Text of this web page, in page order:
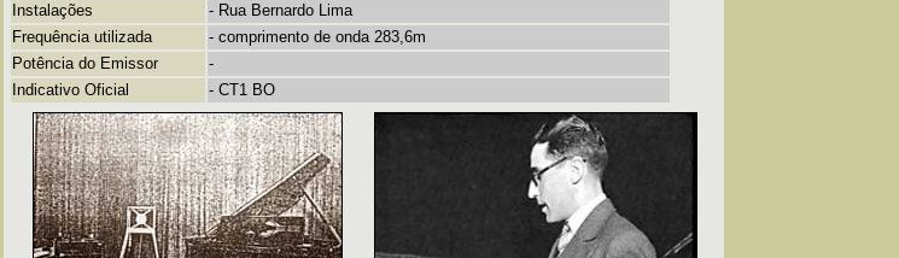
Instalações
- Rua Bernardo Lima
Frequência utilizada
- comprimento de onda 283,6m
Potência do Emissor
-
Indicativo Oficial
- CT1 BO